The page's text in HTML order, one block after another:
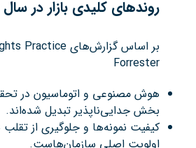
روندهای کلیدی بازار در
Forrester
هوش مصنوعی و اتوماسیون در
بخش جدایی‌ناپذیر تبدیل شده‌اند.
کیفیت نمونه‌ها و جلوگیری از
اولویت اصلی سازمان‌هاست.